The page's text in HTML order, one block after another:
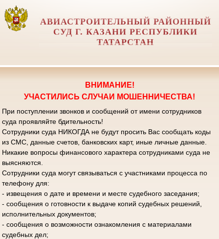
АВИАСТРОИТЕЛЬНЫЙ РАЙОННЫЙ
СУД Г. КАЗАНИ РЕСПУБЛИКИ
ТАТАРСТАН
ВНИМАНИЕ!
УЧАСТИЛИСЬ СЛУЧАИ МОШЕННИЧЕСТВА!
При поступлении звонков и сообщений от имени сотрудников
суда проявляйте бдительность!
Сотрудники суда НИКОГДА не будут просить Вас сообщать коды
из СМС, данные счетов, банковских карт, иные личные данные.
Никакие вопросы финансового характера сотрудниками суда не
выясняются.
Сотрудники суда могут связываться с участниками процесса по
телефону для:
- извещения о дате и времени и месте судебного заседания;
- сообщения о готовности к выдаче копий судебных решений,
исполнительных документов;
- сообщения о возможности ознакомления с материалами
судебных дел;